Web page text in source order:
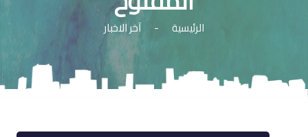
الرئيسية - آخر الاخبار